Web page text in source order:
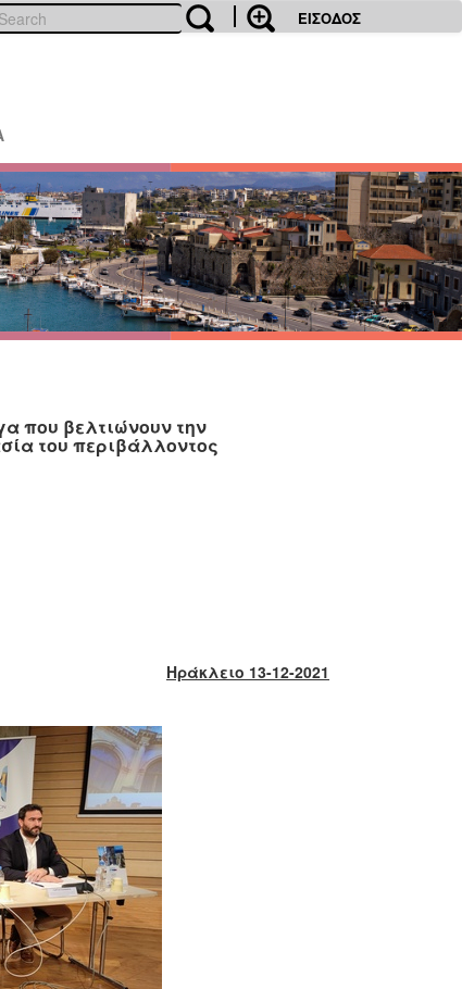
ΕΙΣΟΔΟΣ
που βελτιώνουν την
του περιβάλλοντος
Ηράκλειο 13-12-2021